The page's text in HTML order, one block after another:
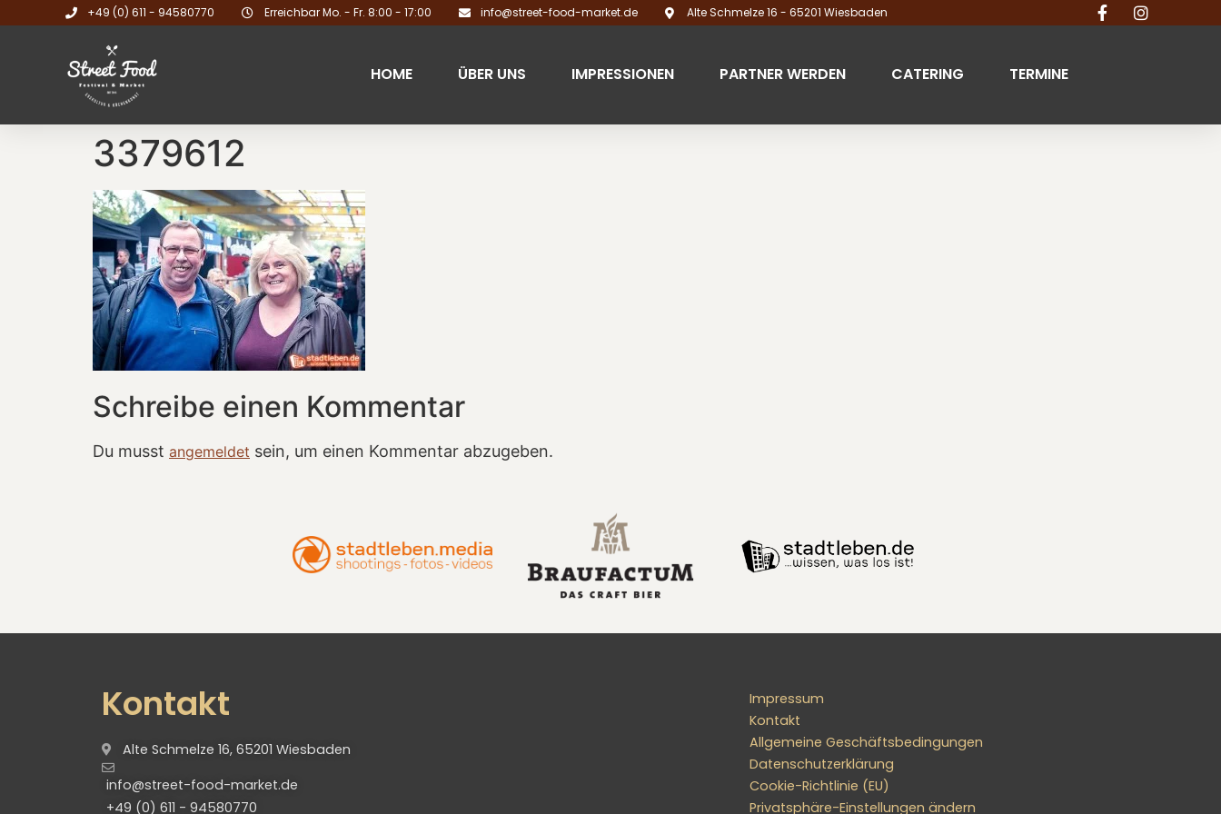
+49 (0) 611 - 94580770 Erreichbar Mo. - Fr. 8:00 - 17:00 info@street-food-market.de Alte Schmelze 16 - 65201 Wiesbaden
HOME ÜBER UNS IMPRESSIONEN PARTNER WERDEN CATERING TERMINE
3379612
Schreibe einen Kommentar
Du musst angemeldet sein, um einen Kommentar abzugeben.
Kontakt
Alte Schmelze 16, 65201 Wiesbaden
info@street-food-market.de
+49 (0) 611 - 94580770
Impressum
Kontakt
Allgemeine Geschäftsbedingungen
Datenschutzerklärung
Cookie-Richtlinie (EU)
Privatsphäre-Einstellungen ändern